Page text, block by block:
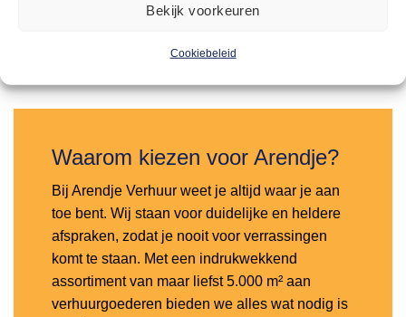
Bekijk voorkeuren
Cookiebeleid
verlanglijst
Waarom kiezen voor Arendje?
Bij Arendje Verhuur weet je altijd waar je aan
toe bent. Wij staan voor duidelijke en heldere
afspraken, zodat je nooit voor verrassingen
komt te staan. Met een indrukwekkend
assortiment van maar liefst 5.000 m² aan
verhuurgoederen bieden we alles wat nodig is